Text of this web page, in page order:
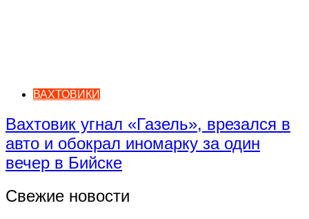
ВАХТОВИКИ
Вахтовик угнал «Газель», врезался в
авто и обокрал иномарку за один
вечер в Бийске
Свежие новости